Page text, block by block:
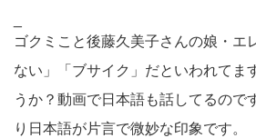
ゴクミこと後藤久美子さんの娘・エ
ない」「ブサイク」だといわれてま
うか？動画で日本語も話してるので
り日本語が片言で微妙な印象です。